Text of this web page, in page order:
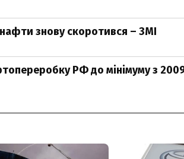
знову скоротився – ЗМІ
РФ до мінімуму з